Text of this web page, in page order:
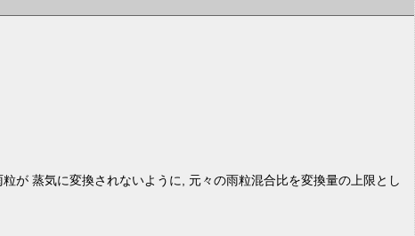
が 蒸気に変換されないように, 元々の雨粒混合比を変換量の上限とし